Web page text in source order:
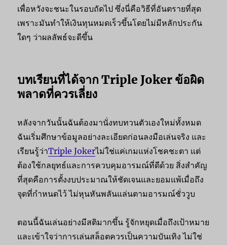
เพื่อหวังจะชนะในรอบถัดไป ซึ่งนี่คือวิธีที่อันตรายที่สุด
เพราะมันทำให้เงินทุนหมดเร็วขึ้นโดยไม่มีหลักประกัน
ใดๆ ว่าผลลัพธ์จะดีขึ้น
บทเรียนที่ได้จาก Triple Joker ข้อผิด
พลาดที่ควรเลี่ยง
หลังจากวันนั้นฉันต้องมานั่งทบทวนตัวเองใหม่ทั้งหมด
ฉันเริ่มศึกษาข้อมูลอย่างละเอียดก่อนลงมือเล่นจริง และ
เรียนรู้ว่าTriple Jokerไม่ใช่แค่เกมแห่งโชคชะตา แต่
ต้องใช้กลยุทธ์และการควบคุมอารมณ์ที่ดีด้วย สิ่งสำคัญ
ที่สุดคือการตั้งงบประมาณให้ชัดเจนและยอมแพ้เมื่อถึง
จุดที่กำหนดไว้ ไม่หุนหันพลันแล่นตามอารมณ์ชั่ววูบ
ตอนนี้ฉันเล่นอย่างมีสติมากขึ้น รู้จักหยุดเมื่อถึงเป้าหมาย
และเข้าใจว่าการเล่นสล็อตควรเป็นความบันเทิง ไม่ใช่